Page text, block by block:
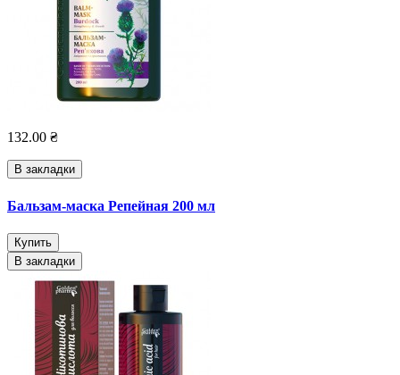
132.00 ₴
В закладки
Бальзам-маска Репейная 200 мл
Купить
В закладки